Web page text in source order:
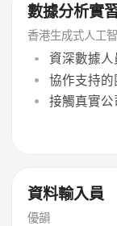
數據分析實
香港生成式人工
資深數據
協作支持
接觸真實
資料輸入員
優韻